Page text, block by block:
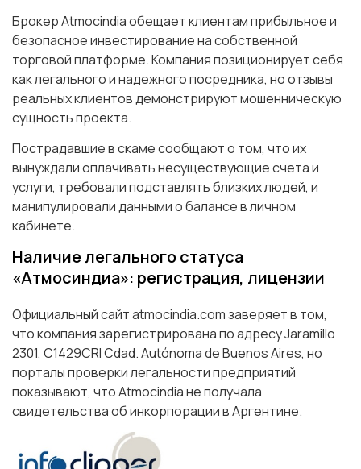
Брокер Atmocindia обещает клиентам прибыльное и
безопасное инвестирование на собственной
торговой платформе. Компания позиционирует себя
как легального и надежного посредника, но отзывы
реальных клиентов демонстрируют мошенническую
сущность проекта.
Пострадавшие в скаме сообщают о том, что их
вынуждали оплачивать несуществующие счета и
услуги, требовали подставлять близких людей, и
манипулировали данными о балансе в личном
кабинете.
Наличие легального статуса
«Атмосиндиа»: регистрация, лицензии
Официальный сайт atmocindia.com заверяет в том,
что компания зарегистрирована по адресу Jaramillo
2301, C1429CRI Cdad. Autónoma de Buenos Aires, но
порталы проверки легальности предприятий
показывают, что Atmocindia не получала
свидетельства об инкорпорации в Аргентине.